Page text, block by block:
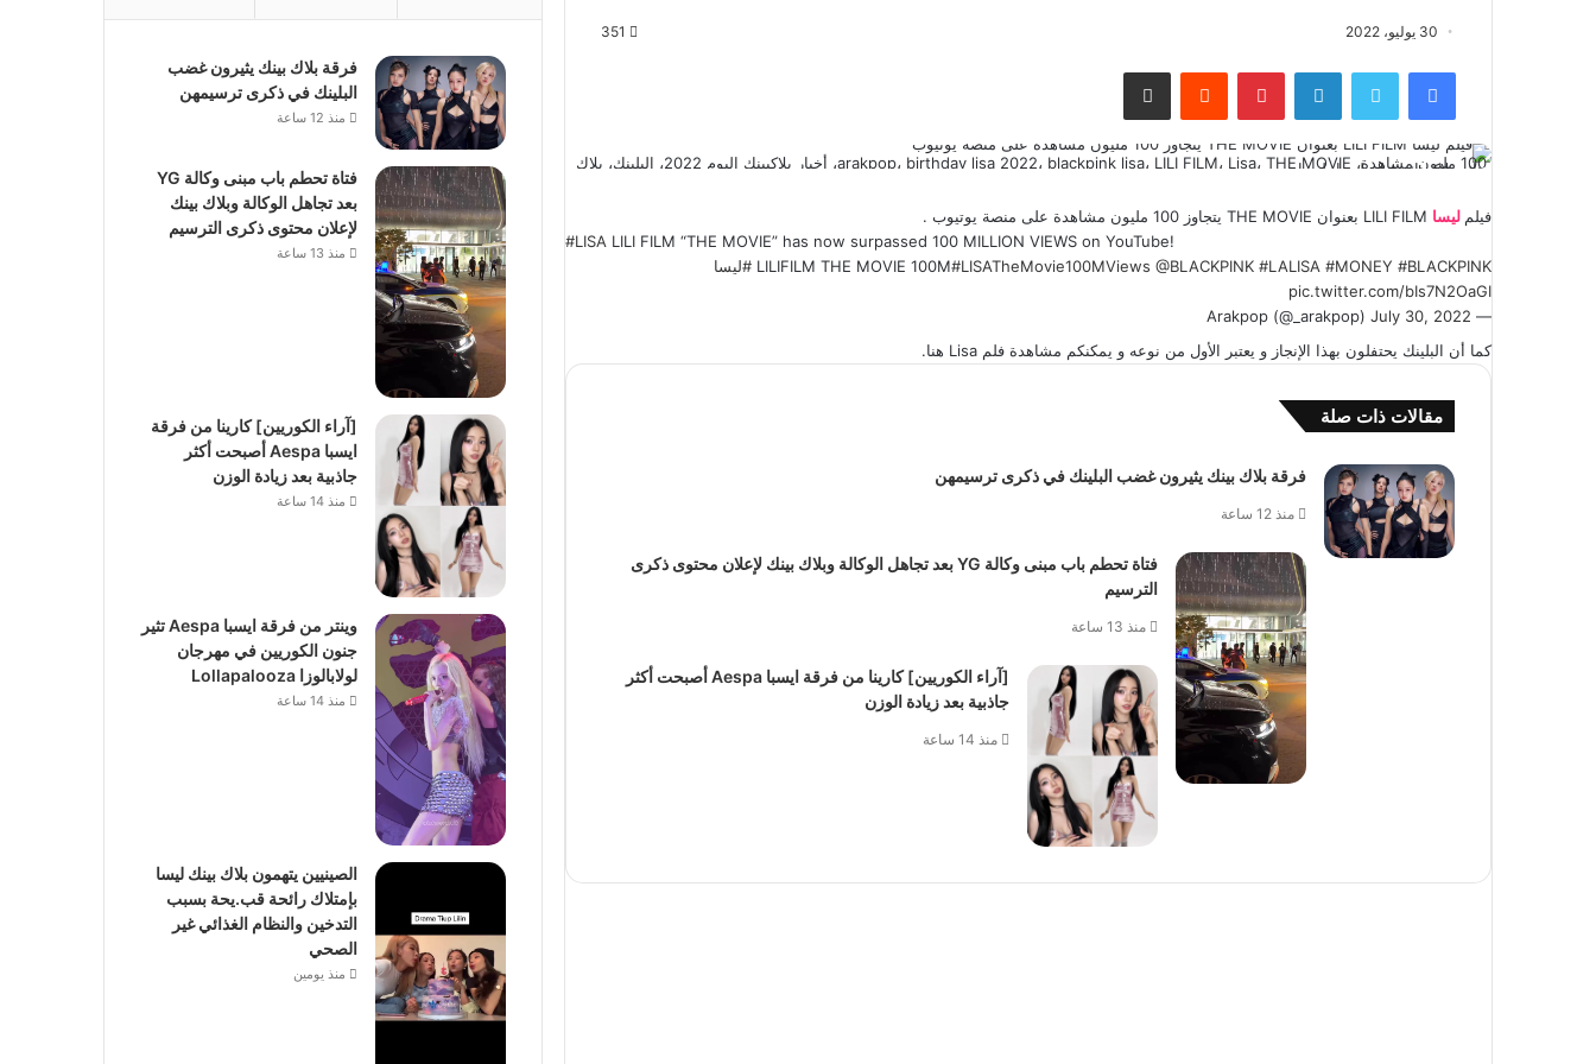
30 يوليو، 2022 351
فيسبوك تويتر لينكدإن بينتيريست مشاركة عبر البريد
100 ملبون مشاهدة، arakpop، birthday lisa 2022، blackpink lisa، LILI FILM، Lisa، THE MOVIE، أخبار بلاكبينك اليوم 2022، البلينك، بلاك بينك، بلاكبينك، فيلم ليسا، ليسا
فيلم ليسا
#LISA LILI FILM “THE MOVIE” has now surpassed 100 MILLION VIEWS on YouTube!
LILIFILM THE MOVIE 100M#LISATheMovie100MViews @BLACKPINK #LALISA #MONEY #BLACKPINK
#ليسا
pic.twitter.com/bIs7N2OaGI
— Arakpop (@_arakpop)
July 30, 2022
كما أن البلينك يحتفلون بهذا الإنجاز و يعتبر الأول من نوعه و يمكنكم مشاهدة فلم Lisa هنا.
مقالات ذات صلة
فرقة بلاك بينك يثيرون غضب البلينك في ذكرى ترسيمهن
منذ 12 ساعة
فتاة تحطم باب مبنى وكالة YG بعد تجاهل الوكالة وبلاك بينك لإعلان محتوى ذكرى
الترسيم
منذ 13 ساعة
[آراء الكوريين] كارينا من فرقة ايسبا Aespa أصبحت أكثر
جاذبية بعد زيادة الوزن
منذ 14 ساعة
فرقة بلاك بينك يثيرون غضب
البلينك في ذكرى ترسيمهن
منذ 12 ساعة
فتاة تحطم باب مبنى وكالة YG
بعد تجاهل الوكالة وبلاك بينك
لإعلان محتوى ذكرى الترسيم
منذ 13 ساعة
[آراء الكوريين] كارينا من فرقة
ايسبا Aespa أصبحت أكثر
جاذبية بعد زيادة الوزن
منذ 14 ساعة
وينتر من فرقة ايسبا Aespa تثير
جنون الكوريين في مهرجان
لولابالوزا Lollapalooza
منذ 14 ساعة
الصينيين يتهمون بلاك بينك ليسا
بإمتلاك رائحة قب.يحة بسبب
التدخين والنظام الغذائي غير
الصحي
منذ يومين